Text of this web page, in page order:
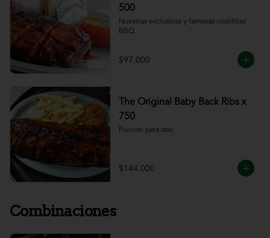
500
Nuestras exclusivas y famosas costillitas
BBQ.
$97.000
The Original Baby Back Ribs x
750
Porción para dos.
$144.000
Combinaciones